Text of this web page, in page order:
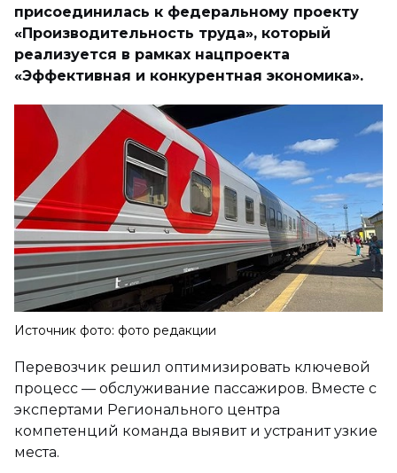
присоединилась к федеральному проекту
«Производительность труда», который
реализуется в рамках нацпроекта
«Эффективная и конкурентная экономика».
Источник фото: фото редакции
Перевозчик решил оптимизировать ключевой
процесс — обслуживание пассажиров. Вместе с
экспертами Регионального центра
компетенций команда выявит и устранит узкие
места.